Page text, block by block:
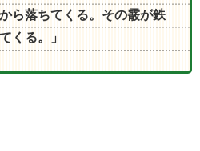
ら落ちてくる。その霰が鉄
くる。」